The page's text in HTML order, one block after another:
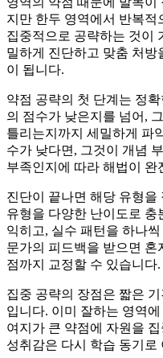
지만 한두 영역에서 반복적
집중적으로 공략하는 것이
밀하게 진단하고 맞춤 처방
이 됩니다.
약점 공략의 첫 단계는 정
의 점수가 낮은지를 넘어,
틀리는지까지 세밀하게 파
수가 낮다면, 그것이 개념
부족인지에 따라 해법이 완
진단이 끝나면 해당 유형을
유형을 다양한 난이도로 충
익히고, 실수 패턴을 하나
문가의 피드백을 받으면 혼
점까지 교정할 수 있습니다.
집중 공략의 장점은 짧은
입니다. 이미 잘하는 영역
여지가 큰 약점에 자원을
성취감은 다시 학습 동기로